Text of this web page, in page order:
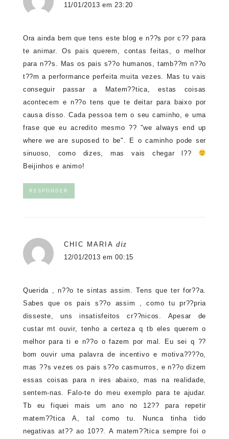
11/01/2013 em 23:20
Ora ainda bem que tens este blog e n??s por c?? para
te animar. Os pais querem, contas feitas, o melhor
para n??s. Mas os pais s??o humanos, tamb??m n??o
t??m a performance perfeita muita vezes. Mas tu vais
conseguir passar a Matem??tica, estas coisas
acontecem e n??o tens que te deitar para baixo por
causa disso. Cada pessoa tem o seu caminho, e uma
frase que eu acredito mesmo ?? "we always end up
where we are suposed to be". E o caminho pode ser
sinuoso, como dizes, mas vais chegar l??
Beijinhos e animo!
RESPONDER
CHIC MARIA diz
12/01/2013 em 00:15
Querida , n??o te sintas assim. Tens que ter for??a.
Sabes que os pais s??o assim , como tu pr??pria
disseste, uns insatisfeitos cr??nicos. Apesar de
custar mt ouvir, tenho a certeza q tb eles querem o
melhor para ti e n??o o fazem por mal. Eu sei q ??
bom ouvir uma palavra de incentivo e motiva????o,
mas ??s vezes os pais s??o casmurros, e n??o dizem
essas coisas para n ires abaixo, mas na realidade,
sentem-nas. Falo-te do meu exemplo para te ajudar.
Tb eu fiquei mais um ano no 12?? para repetir
matem??tica A, tal como tu. Nunca tinha tido
negativas at?? ao 10??. A matem??tica sempre foi o